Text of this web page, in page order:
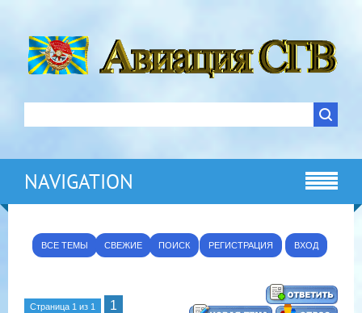
NAVIGATION
ВСЕ ТЕМЫ СВЕЖИЕ ПОИСК РЕГИСТРАЦИЯ ВХОД
Страница 1 из 1 1